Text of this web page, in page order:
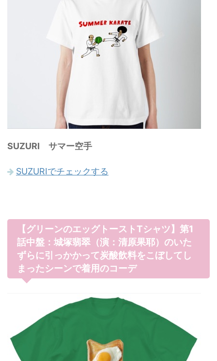
SUZURI サマー空手
SUZURIでチェックする
【グリーンのエッグトーストTシャツ】第1
話中盤：城塚翡翠（演：清原果耶）のいた
ずらに引っかかって炭酸飲料をこぼしてし
まったシーンで着用のコーデ